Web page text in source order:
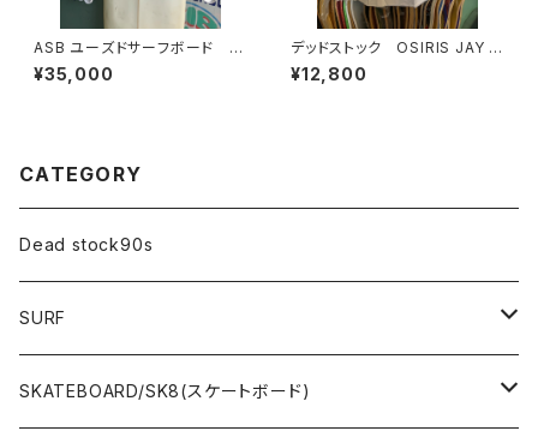
ASB ユーズドサーフボード 中
古 ショートボード
¥35,000
デッドストック OSIRIS JAY A
DAMS
¥12,800
CATEGORY
Dead stock90s
SURF
WetSuits(ウェットスーツ )
SKATEBOARD/SK8(スケートボード)